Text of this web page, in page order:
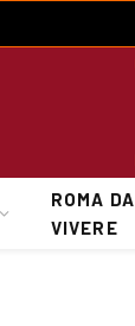
ROMA DA
VIVERE